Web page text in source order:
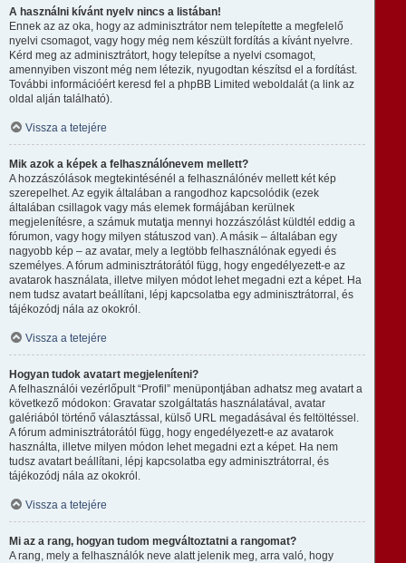
A használni kívánt nyelv nincs a listában!
Ennek az az oka, hogy az adminisztrátor nem telepítette a megfelelő
nyelvi csomagot, vagy hogy még nem készült fordítás a kívánt nyelvre.
Kérd meg az adminisztrátort, hogy telepítse a nyelvi csomagot,
amennyiben viszont még nem létezik, nyugodtan készítsd el a fordítást.
További információért keresd fel a phpBB Limited weboldalát (a link az
oldal alján található).
Vissza a tetejére
Mik azok a képek a felhasználónevem mellett?
A hozzászólások megtekintésénél a felhasználónév mellett két kép
szerepelhet. Az egyik általában a rangodhoz kapcsolódik (ezek
általában csillagok vagy más elemek formájában kerülnek
megjelenítésre, a számuk mutatja mennyi hozzászólást küldtél eddig a
fórumon, vagy hogy milyen státuszod van). A másik – általában egy
nagyobb kép – az avatar, mely a legtöbb felhasználónak egyedi és
személyes. A fórum adminisztrátorától függ, hogy engedélyezett-e az
avatarok használata, illetve milyen módot lehet megadni ezt a képet. Ha
nem tudsz avatart beállítani, lépj kapcsolatba egy adminisztrátorral, és
tájékozódj nála az okokról.
Vissza a tetejére
Hogyan tudok avatart megjeleníteni?
A felhasználói vezérlőpult “Profil” menüpontjában adhatsz meg avatart a
következő módokon: Gravatar szolgáltatás használatával, avatar
galériából történő választással, külső URL megadásával és feltöltéssel.
A fórum adminisztrátorától függ, hogy engedélyezett-e az avatarok
használta, illetve milyen módon lehet megadni ezt a képet. Ha nem
tudsz avatart beállítani, lépj kapcsolatba egy adminisztrátorral, és
tájékozódj nála az okokról.
Vissza a tetejére
Mi az a rang, hogyan tudom megváltoztatni a rangomat?
A rang, mely a felhasználók neve alatt jelenik meg, arra való, hogy